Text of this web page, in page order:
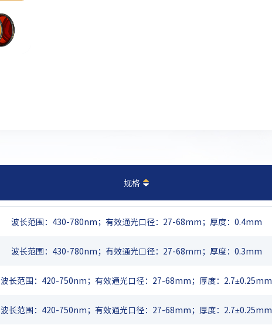
规格
波长范围：430-780nm；有效通光口径：27-68mm；厚度：0.4mm
波长范围：430-780nm；有效通光口径：27-68mm；厚度：0.3mm
波长范围：420-750nm；有效通光口径：27-68mm；厚度：2.7±0.25mm
波长范围：420-750nm；有效通光口径：27-68mm；厚度：2.7±0.25mm